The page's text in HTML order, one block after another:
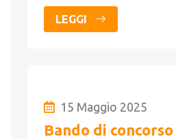
LEGGI
15 Maggio 2025
Bando di concorso